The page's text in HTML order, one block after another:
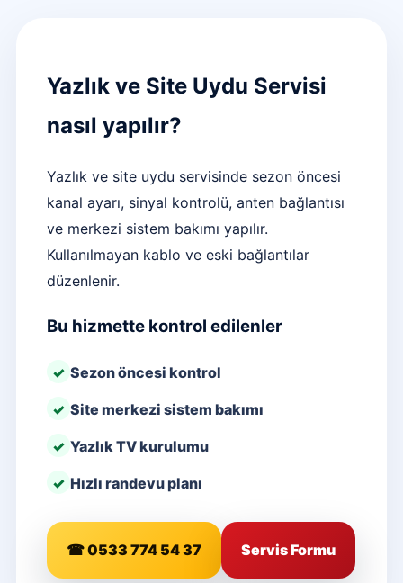
Yazlık ve Site Uydu Servisi
nasıl yapılır?
Yazlık ve site uydu servisinde sezon öncesi
kanal ayarı, sinyal kontrolü, anten bağlantısı
ve merkezi sistem bakımı yapılır.
Kullanılmayan kablo ve eski bağlantılar
düzenlenir.
Bu hizmette kontrol edilenler
Sezon öncesi kontrol
Site merkezi sistem bakımı
Yazlık TV kurulumu
Hızlı randevu planı
☎ 0533 774 54 37 Servis Formu